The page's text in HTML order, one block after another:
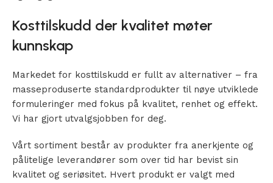
Kosttilskudd der kvalitet møter
kunnskap
Markedet for kosttilskudd er fullt av alternativer – fra
masseproduserte standardprodukter til nøye utviklede
formuleringer med fokus på kvalitet, renhet og effekt.
Vi har gjort utvalgsjobben for deg.
Vårt sortiment består av produkter fra anerkjente og
pålitelige leverandører som over tid har bevist sin
kvalitet og seriøsitet. Hvert produkt er valgt med